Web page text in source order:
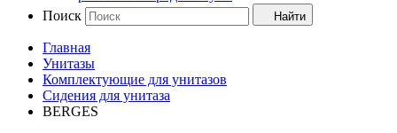
Поиск
Найти
Главная
Унитазы
Комплектующие для унитазов
Сидения для унитаза
BERGES